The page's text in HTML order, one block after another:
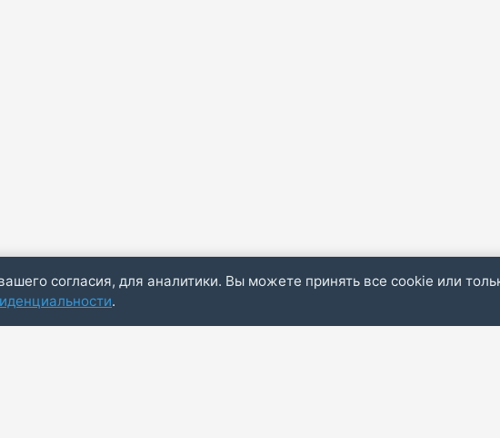
согласия, для аналитики. Вы можете принять все cookie или
.